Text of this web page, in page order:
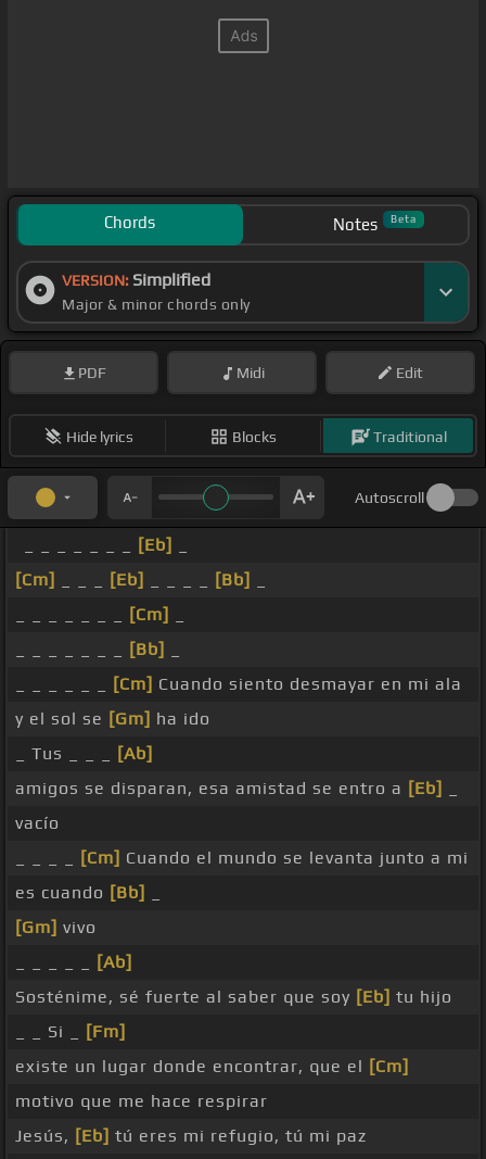
Chords Notes Beta
VERSION: Simplified
Major & minor chords only
PDF Midi Edit
Hide lyrics Blocks Traditional
Autoscroll
[Eb]
[Cm]
[Eb] [Bb]
[Cm]
[Bb]
[Cm] Cuando siento desmayar en mi ala
y el sol se [Gm] ha ido
_ Tus _ _ _
[Ab]
amigos se disparan, esa amistad se entro a [Eb]
vacío
[Cm] Cuando el mundo se levanta junto a mi
es cuando [Bb]
[Gm] vivo
[Ab]
Sosténime, sé fuerte al saber que soy [Eb] tu hijo
_ _ Si _
[Fm]
existe un lugar donde encontrar, que el [Cm]
motivo que me hace respirar
Jesús, [Eb] tú eres mi refugio, tú mi paz